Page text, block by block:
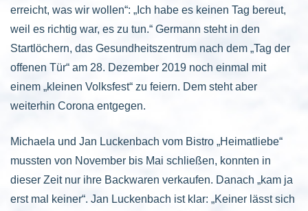
erreicht, was wir wollen“: „Ich habe es keinen Tag bereut,
weil es richtig war, es zu tun.“ Germann steht in den
Startlöchern, das Gesundheitszentrum nach dem „Tag der
offenen Tür“ am 28. Dezember 2019 noch einmal mit
einem „kleinen Volksfest“ zu feiern. Dem steht aber
weiterhin Corona entgegen.
Michaela und Jan Luckenbach vom Bistro „Heimatliebe“
mussten von November bis Mai schließen, konnten in
dieser Zeit nur ihre Backwaren verkaufen. Danach „kam ja
erst mal keiner“. Jan Luckenbach ist klar: „Keiner lässt sich